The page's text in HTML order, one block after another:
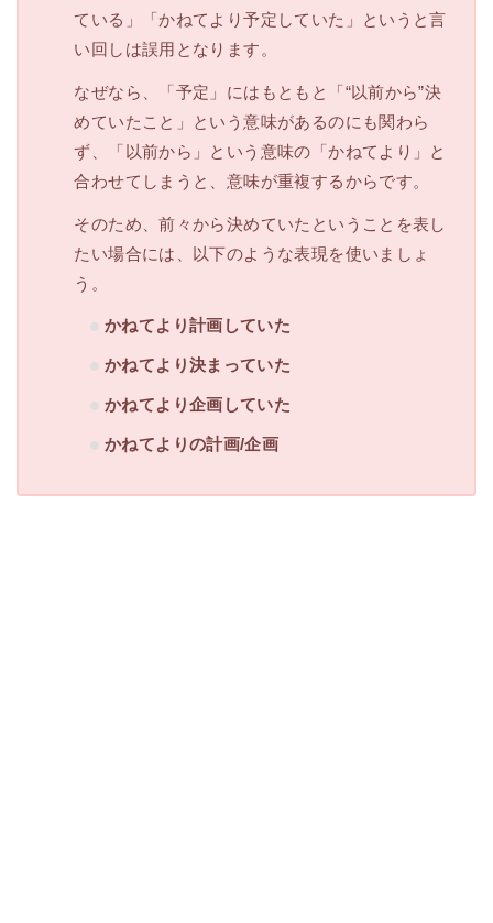
ている」「かねてより予定していた」というと言
い回しは誤用となります。
なぜなら、「予定」にはもともと「“以前から”決
めていたこと」という意味があるのにも関わら
ず、「以前から」という意味の「かねてより」と
合わせてしまうと、意味が重複するからです。
そのため、前々から決めていたということを表し
たい場合には、以下のような表現を使いましょ
う。
かねてより計画していた
かねてより決まっていた
かねてより企画していた
かねてよりの計画/企画